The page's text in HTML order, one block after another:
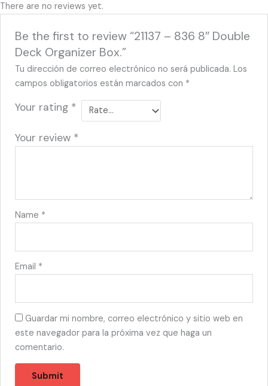
There are no reviews yet.
Be the first to review “21137 – 836 8″ Double
Deck Organizer Box.”
Tu dirección de correo electrónico no será publicada. Los
campos obligatorios están marcados con *
Your rating *
Your review *
Name *
Email *
Guardar mi nombre, correo electrónico y sitio web en
este navegador para la próxima vez que haga un
comentario.